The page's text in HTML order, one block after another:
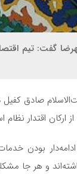
گفت: تیم
صادق
ارکان اقتدار
بودن
و هر جا مشکلی